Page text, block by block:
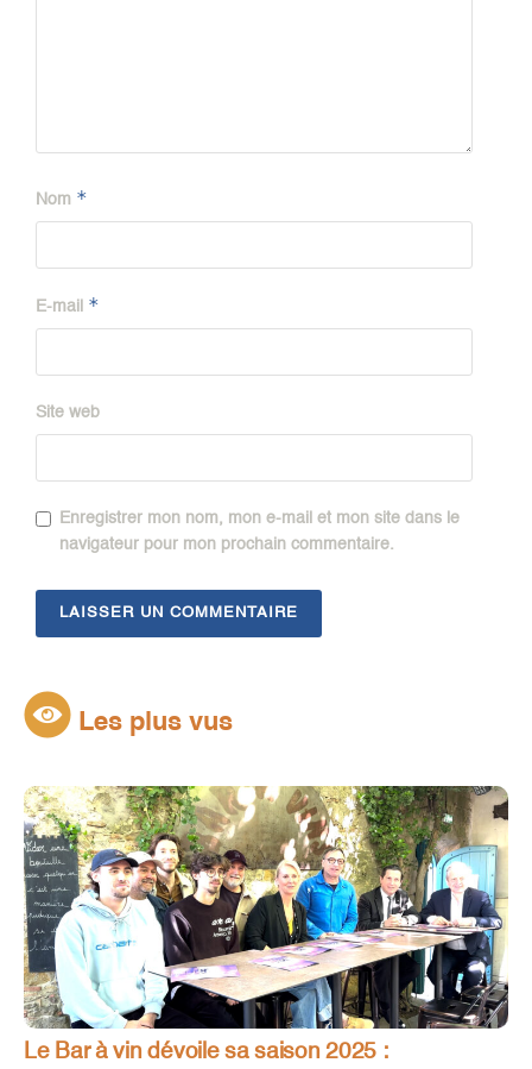
Nom *
E-mail *
Site web
Enregistrer mon nom, mon e-mail et mon site dans le
navigateur pour mon prochain commentaire.
Les plus vus
Le Bar à vin dévoile sa saison 2025 :